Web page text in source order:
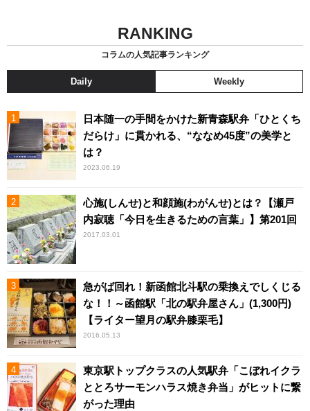
RANKING
コラムの人気記事ランキング
Daily Weekly
日本随一の手間をかけた新青森駅弁「ひとくち
だらけ」に貫かれる、“ななめ45度”の美学と
は？
2023.06.19
心施(しんせ)と和顔施(わがんせ)とは？【瀬戸
内寂聴「今日を生きるための言葉」】第201回
2017.03.01
急がば回れ！新函館北斗駅の乗換えでしくじる
な！！～函館駅「北の駅弁屋さん」(1,300円)
【ライター望月の駅弁膝栗毛】
2016.05.13
東京駅トップクラスの人気駅弁「こぼれイクラ
ととろサーモンハラス焼き弁当」がヒットに繋
がった理由